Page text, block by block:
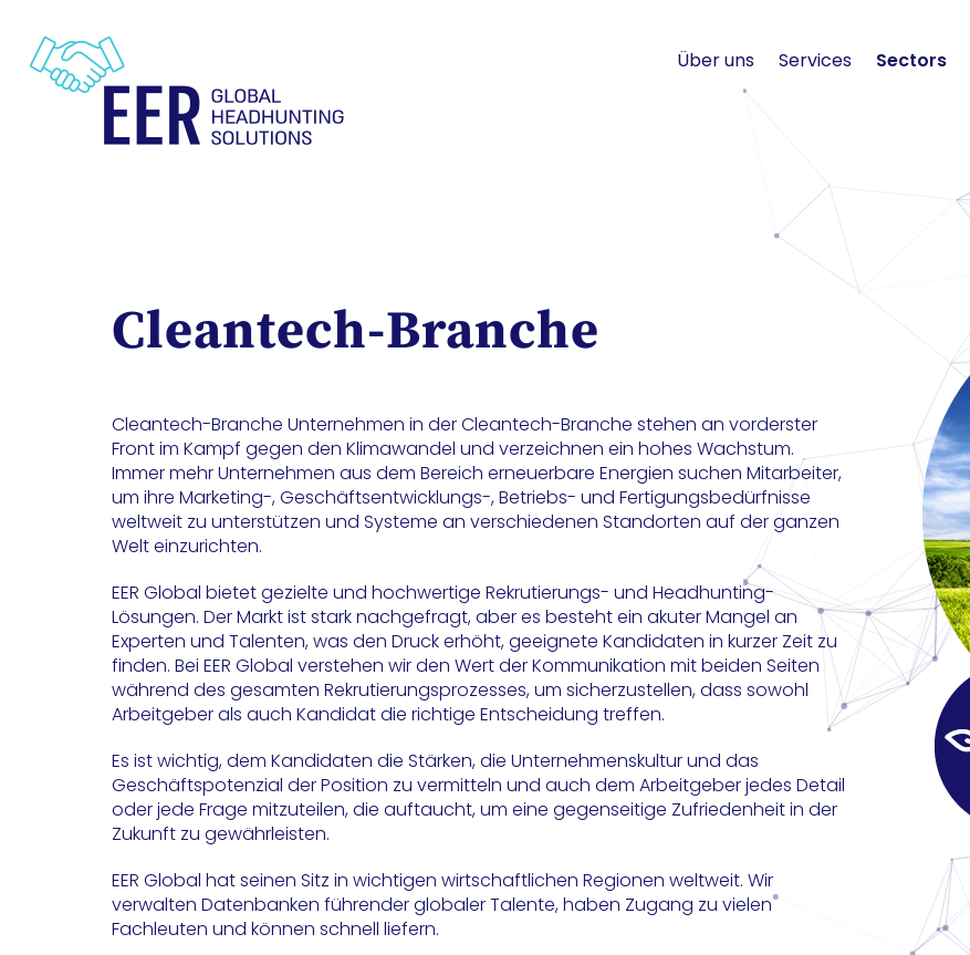
Über uns Services Sectors
Cleantech-Branche
Cleantech-Branche Unternehmen in der Cleantech-Branche stehen an vorderster
Front im Kampf gegen den Klimawandel und verzeichnen ein hohes Wachstum.
Immer mehr Unternehmen aus dem Bereich erneuerbare Energien suchen Mitarbeiter,
um ihre Marketing-, Geschäftsentwicklungs-, Betriebs- und Fertigungsbedürfnisse
weltweit zu unterstützen und Systeme an verschiedenen Standorten auf der ganzen
Welt einzurichten.
EER Global bietet gezielte und hochwertige Rekrutierungs- und Headhunting-
Lösungen. Der Markt ist stark nachgefragt, aber es besteht ein akuter Mangel an
Experten und Talenten, was den Druck erhöht, geeignete Kandidaten in kurzer Zeit zu
finden. Bei EER Global verstehen wir den Wert der Kommunikation mit beiden Seiten
während des gesamten Rekrutierungsprozesses, um sicherzustellen, dass sowohl
Arbeitgeber als auch Kandidat die richtige Entscheidung treffen.
Es ist wichtig, dem Kandidaten die Stärken, die Unternehmenskultur und das
Geschäftspotenzial der Position zu vermitteln und auch dem Arbeitgeber jedes Detail
oder jede Frage mitzuteilen, die auftaucht, um eine gegenseitige Zufriedenheit in der
Zukunft zu gewährleisten.
EER Global hat seinen Sitz in wichtigen wirtschaftlichen Regionen weltweit. Wir
verwalten Datenbanken führender globaler Talente, haben Zugang zu vielen
Fachleuten und können schnell liefern.